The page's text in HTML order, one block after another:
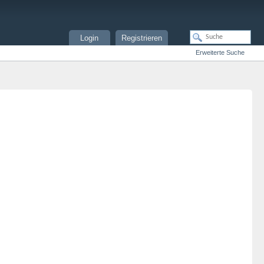
Registrieren
Login
Erweiterte Suche